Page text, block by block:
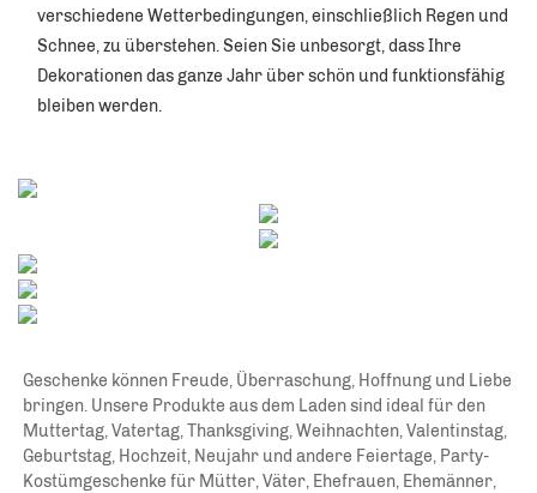
verschiedene Wetterbedingungen, einschließlich Regen und
Schnee, zu überstehen. Seien Sie unbesorgt, dass Ihre
Dekorationen das ganze Jahr über schön und funktionsfähig
bleiben werden.
Geschenke können Freude, Überraschung, Hoffnung und Liebe
bringen. Unsere Produkte aus dem Laden sind ideal für den
Muttertag, Vatertag, Thanksgiving, Weihnachten, Valentinstag,
Geburtstag, Hochzeit, Neujahr und andere Feiertage, Party-
Kostümgeschenke für Mütter, Väter, Ehefrauen, Ehemänner,